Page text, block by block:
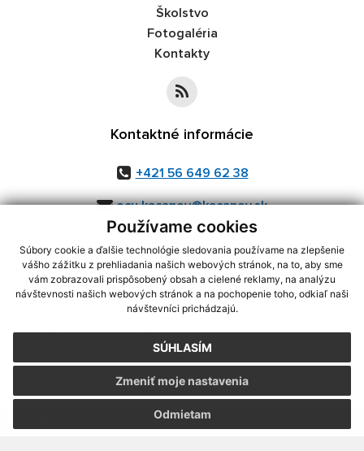
Používame cookies
Súbory cookie a ďalšie technológie sledovania používame na zlepšenie
vášho zážitku z prehliadania našich webových stránok, na to, aby sme
vám zobrazovali prispôsobený obsah a cielené reklamy, na analýzu
návštevnosti našich webových stránok a na pochopenie toho, odkiaľ naši
návštevníci prichádzajú.
SÚHLASÍM
Odmietam
Zmeniť moje nastavenia
Školstvo
Fotogaléria
Kontakty
Kontaktné informácie
+421 56 649 62 38
ocu.kacanov@kacanov.sk
využite možnosť získavania aktuálnych informácií s využitím RSS
CMS systém (redakčný) systém ECHELON 2,Mapa stránok,web portál
webex.digital, s.r.o.,domény,registrácia domény
Posledná aktualizácia:06.08.2026
Vytlačiť stránku|Vyhlásenie o prístupnosti